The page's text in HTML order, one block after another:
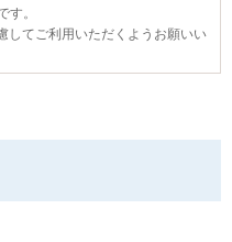
す。
してご利用いただくようお願いい